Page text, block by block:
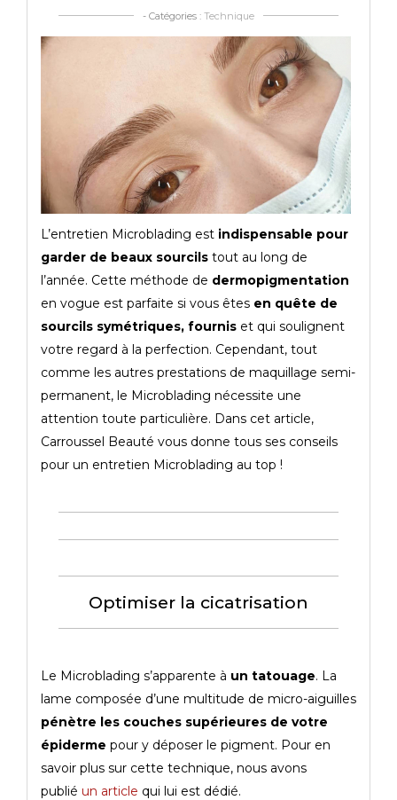
- Catégories : Technique
L’entretien Microblading est indispensable pour
garder de beaux sourcils tout au long de
l’année. Cette méthode de dermopigmentation
en vogue est parfaite si vous êtes en quête de
sourcils symétriques, fournis et qui soulignent
votre regard à la perfection. Cependant, tout
comme les autres prestations de maquillage semi-
permanent, le Microblading nécessite une
attention toute particulière. Dans cet article,
Carroussel Beauté vous donne tous ses conseils
pour un entretien Microblading au top !
Optimiser la cicatrisation
Le Microblading s’apparente à un tatouage. La
lame composée d’une multitude de micro-aiguilles
pénètre les couches supérieures de votre
épiderme pour y déposer le pigment. Pour en
savoir plus sur cette technique, nous avons
publié un article qui lui est dédié.